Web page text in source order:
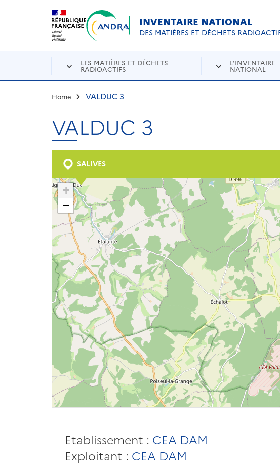
Aller au contenu principal
INVENTAIRE NATIONAL
DES MATIÈRES ET DÉCHETS
LES MATIÈRES ET DÉCHETS
RADIOACTIFS
L'INVENTAIRE
NATIONAL
Home VALDUC 3
VALDUC 3
SALIVES
+
−
Etablissement : CEA DAM
Exploitant : CEA DAM